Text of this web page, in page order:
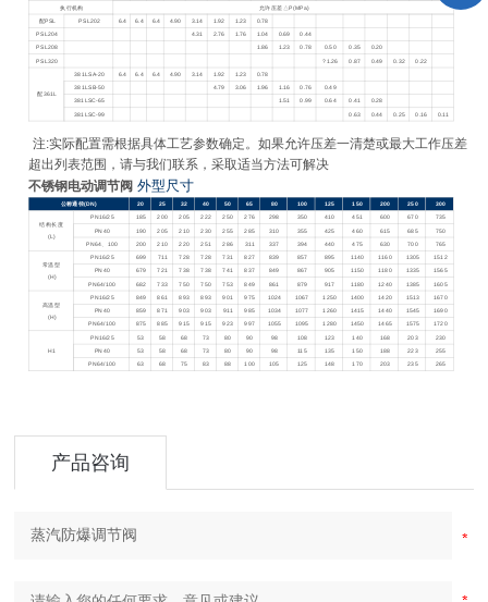
执行机构
允许压差△P(MPa)
配PSL
PSL202 6.4 6.4 6.4 4.90 3.14 1.92 1.23
0.78
PSL204
4.31 2.76 1.76 1.04 0.69
0.44
PSL208
1.86 1.23 0.78 0.50 0.35
0.20
PSL320
?1.26 0.87 0.49 0.32 0.22
配361L
381LSA-20 6.4 6.4 6.4 4.90 3.14 1.92 1.23 0.78
381LSB-50 4.79 3.06 1.96 1.16 0.76
0.49
381LSC-65
1.51 0.99 0.64 0.41
0.28
381LSC-99
0.63 0.44 0.25 0.16 0.11
注:实际配置需根据具体工艺参数确定。如果允许压差一清楚或最大工作压差
超出列表范围，请与我们联系，采取适当方法可解决
不锈钢电动调节阀 外型尺寸
公称通径(DN) 20 25 32 40 50 65 80 100 125 150 200 250 300
结构长度
(L)
PN16/25 185 200 205 222 250 276 298 350 410 451 600 670
735
PN40
190 205 210 230 255 285 310 355 425 460 615 685
750
PN64
、100 200 210 220 251 286 311 337 394 440 475 630 700 765
常温型
(H)
PN16/25 699 711 728 728 731 827 839 857 895 1140 1160 1305
1512
PN40
679 721 738 738 741 837 849 867 905 1150 1180 1335
1565
PN64/100
682 733 750 750 753 849 861 879 917 1180 1240 1385 1605
高温型
(H)
PN16/25 849 861 893 893 901 975 1024 1067 1250 1400 1420 1513 1670
PN40 859 871 903 903 911 985 1034 1077 1260 1415 1440 1545
1690
PN64/100
875 885 915 915 923 997 1055 1095 1280 1450 1465 1575 1720
H1
PN16/25 53 58 68 73 80 90 98 108 123 140 168 203
230
PN40
53 58 68 73 80 90 98 115 135 150 188 223
255
PN64/100
63 68 75 83 88 100 105 125 148 170 203 235 265
产品咨询